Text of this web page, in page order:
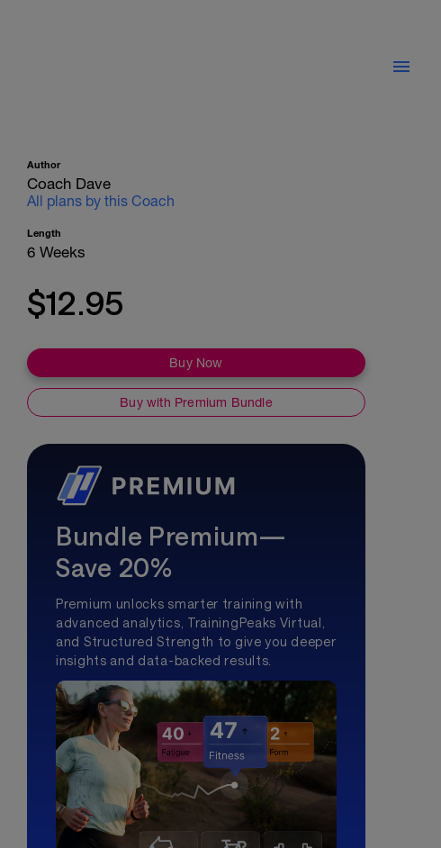
Author
Coach Dave
All plans by this Coach
Length
6 Weeks
$12.95
Buy Now
Buy with Premium Bundle
Bundle Premium—
Save 20%
Premium unlocks smarter training with
advanced analytics, TrainingPeaks Virtual,
and Structured Strength to give you deeper
insights and data-backed results.